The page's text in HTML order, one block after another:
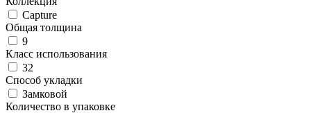
Capture
Общая толщина
9
Класс использования
32
Способ укладки
Замковой
Количество в упаковке